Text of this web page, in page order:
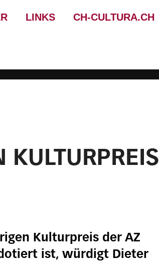
LINKS CH-CULTURA.CH
KULTURPREIS
Kulturpreis der AZ
ist, würdigt Dieter